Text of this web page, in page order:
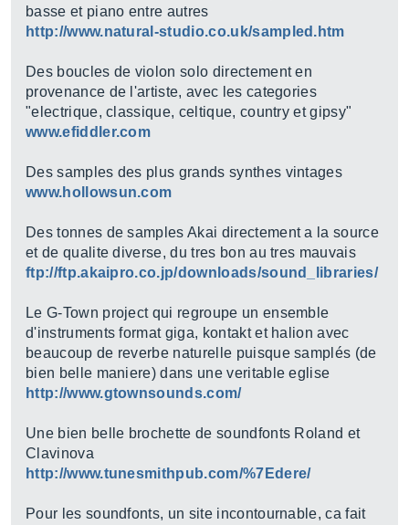
basse et piano entre autres
http://www.natural-studio.co.uk/sampled.htm
Des boucles de violon solo directement en
provenance de l'artiste, avec les categories
"electrique, classique, celtique, country et gipsy"
www.efiddler.com
Des samples des plus grands synthes vintages
www.hollowsun.com
Des tonnes de samples Akai directement a la source
et de qualite diverse, du tres bon au tres mauvais
ftp://ftp.akaipro.co.jp/downloads/sound_libraries/
Le G-Town project qui regroupe un ensemble
d'instruments format giga, kontakt et halion avec
beaucoup de reverbe naturelle puisque samplés (de
bien belle maniere) dans une veritable eglise
http://www.gtownsounds.com/
Une bien belle brochette de soundfonts Roland et
Clavinova
http://www.tunesmithpub.com/%7Edere/
Pour les soundfonts, un site incontournable, ca fait